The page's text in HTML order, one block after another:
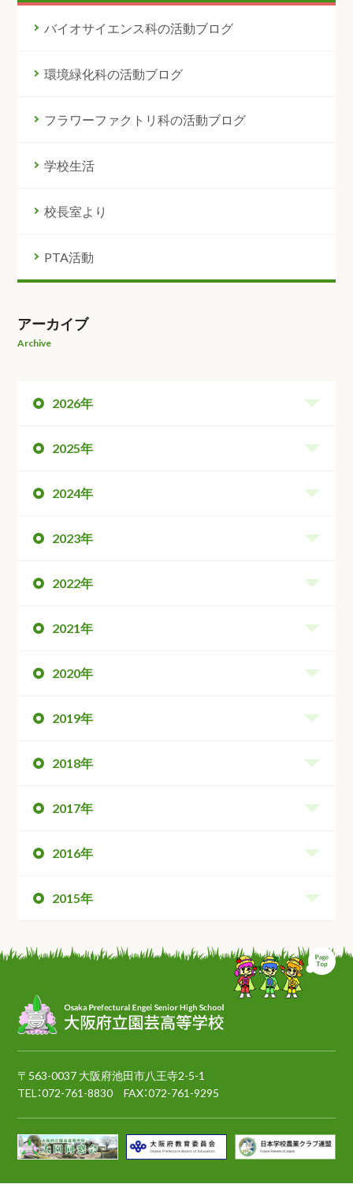
バイオサイエンス科の活動ブログ
環境緑化科の活動ブログ
フラワーファクトリ科の活動ブログ
学校生活
校長室より
PTA活動
アーカイブ
Archive
2026年
2025年
2024年
2023年
2022年
2021年
2020年
2019年
2018年
2017年
2016年
2015年
ペ
〒563-0037 大阪府池田市八王寺2-5-1
TEL：072-761-8830 FAX：072-761-9295